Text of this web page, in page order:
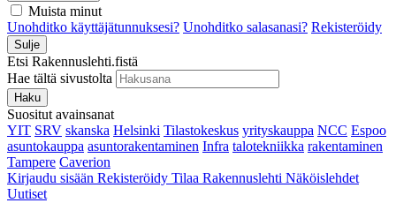
Muista minut
Unohditko käyttäjätunnuksesi? Unohditko salasanasi? Rekisteröidy
Sulje
Etsi Rakennuslehti.fistä
Hae tältä sivustolta
Haku
Suositut avainsanat
YIT SRV skanska Helsinki Tilastokeskus yrityskauppa NCC Espoo
asuntokauppa asuntorakentaminen Infra talotekniikka rakentaminen
Tampere Caverion
Kirjaudu sisään Rekisteröidy Tilaa Rakennuslehti Näköislehdet
Uutiset